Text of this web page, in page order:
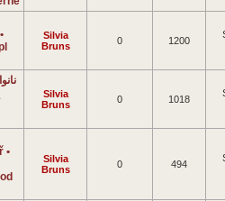
Silvia
Bruns
0 1200
Silvia
Bruns
0 1018
•
Silvia
Bruns
0 494